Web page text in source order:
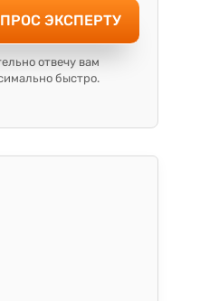
ЭКСПЕРТУ
отвечу вам
быстро.